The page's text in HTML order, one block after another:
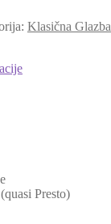
Klasična Glazba
Presto)